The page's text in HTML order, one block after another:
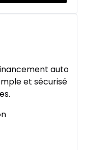
auto
et sécurisé